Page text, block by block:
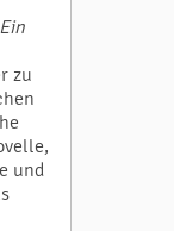
Ein
zu
und